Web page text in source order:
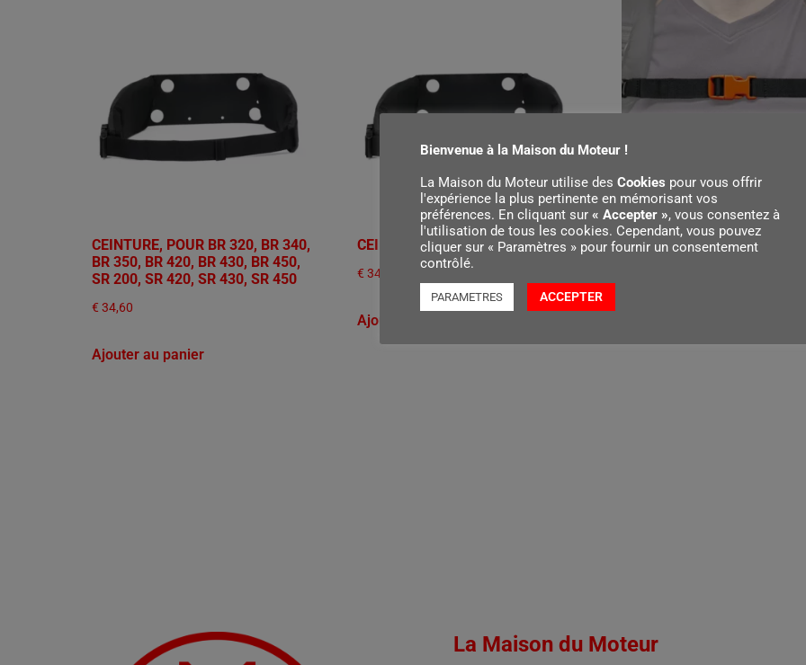
CEINTURE, POUR BR 320, BR 340,
BR 350, BR 420, BR 430, BR 450,
SR 200, SR 420, SR 430, SR 450
€ 34,60
Ajouter au panier
CEINTURE, POUR BR 500
€ 34,60
Ajouter au panier
SANGLE DE POITRINE,
La Maison du Moteur
Bienvenue à la Maison du Moteur !
La Maison du Moteur utilise des Cookies pour vous offrir
l'expérience la plus pertinente en mémorisant vos
préférences. En cliquant sur « Accepter », vous consentez à
l'utilisation de tous les cookies. Cependant, vous pouvez
cliquer sur « Paramètres » pour fournir un consentement
contrôlé.
PARAMETRES ACCEPTER